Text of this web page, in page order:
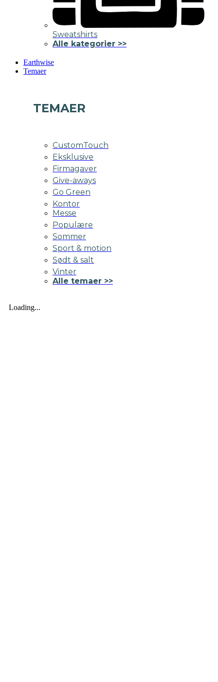
Sweatshirts
Alle kategorier >>
Earthwise
Temaer
TEMAER
CustomTouch
Eksklusive
Firmagaver
Give-aways
Go Green
Kontor
Messe
Populære
Sommer
Sport & motion
Sødt & salt
Vinter
Alle temaer >>
Loading...